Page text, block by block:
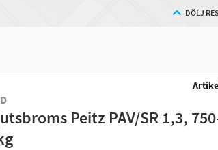
DÖLJ
Peitz PAV/SR 1,3,